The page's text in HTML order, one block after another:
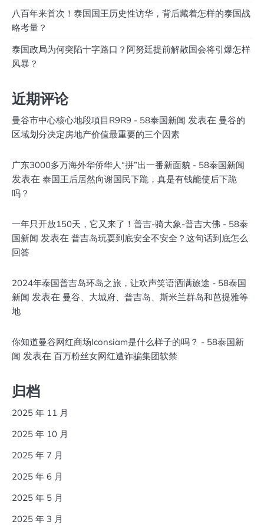
八百年来首次！泰国国王历史性访华，背后藏着怎样的泰国战
略考量？
泰国政局为何突陷十字路口？阿努廷提前解散国会将引爆怎样
风暴？
近期评论
曼谷市中心核心地段項目R9R9 - 58泰国新闻 发表在 曼谷的
区域划分决定房地产价值最重要的三个因素
广东3000多万海外华侨华人“拼”出一番新面貌 - 58泰国新闻
发表在 泰国王后居然向谢国民下跪，真是有钱能使后下跪
吗？
一年只开放150天，它又来了！普吉-骑大象-普吉大佛 - 58泰
国新闻 发表在 普吉岛玩耍到底安全不安全？这句话到底怎么
回答
2024年泰国普吉岛环岛之旅，让欢声笑语洒满旅途 - 58泰国
新闻 发表在 曼谷、大城府、普吉岛、斯米兰群岛和芭提雅等
地
你知道曼谷网红商场Iconsiam是什么样子的吗？ - 58泰国新
闻 发表在 百万粉丝女网红遭诈骗集团软禁
归档
2025 年 11 月
2025 年 10 月
2025 年 7 月
2025 年 6 月
2025 年 5 月
2025 年 3 月